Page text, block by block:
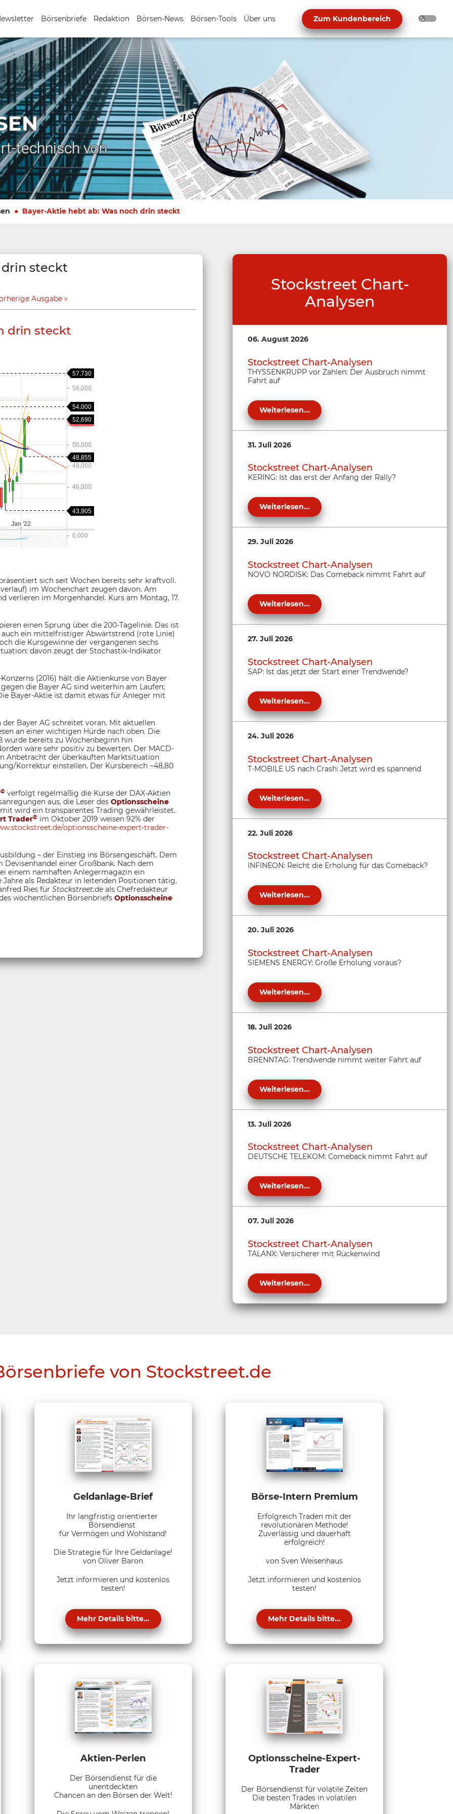
Börsenbriefe Redaktion Börsen-News Börsen-Tools Über uns Zum Kundenbereich
technisch von
Bayer-Aktie hebt ab: Was noch drin steckt
drin steckt
Ausgabe
drin steckt
sich seit Wochen bereits sehr kraftvoll.
im Wochenchart zeugen davon. Am
verlieren im Morgenhandel. Kurs am Montag, 17.
einen Sprung über die 200-Tagelinie. Das ist
ein mittelfristiger Abwärtstrend (rote Linie)
die Kursgewinne der vergangenen sechs
davon zeugt der Stochastik-Indikator
(2016) hält die Aktienkurse von Bayer
die Bayer AG sind weiterhin am Laufen;
Bayer-Aktie ist damit etwas für Anleger mit
Bayer AG schreitet voran. Mit aktuellen
an einer wichtigen Hürde nach oben. Die
wurde bereits zu Wochenbeginn hin
wäre sehr positiv zu bewerten. Der MACD-
Anbetracht der überkauften Marktsituation
Korrektur einstellen. Der Kursbereich ~48,80
© verfolgt regelmäßig die Kurse der DAX-Aktien
aus, die Leser des Optionsscheine
wird ein transparentes Trading gewährleistet.
Trader© im Oktober 2019 weisen 92% der
optionsscheine-expert-trader-
– der Einstieg ins Börsengeschäft. Dem
einer Großbank. Nach dem
einem namhaften Anlegermagazin ein
als Redakteur in leitenden Positionen tätig.
Ries für Stockstreet.de als Chefredakteur
wöchentlichen Börsenbriefs Optionsscheine
Stockstreet Chart-
Analysen
06. August 2026
Stockstreet Chart-Analysen
THYSSENKRUPP vor Zahlen: Der Ausbruch nimmt
Fahrt auf
Weiterlesen...
31. Juli 2026
Stockstreet Chart-Analysen
KERING: Ist das erst der Anfang der Rally?
Weiterlesen...
29. Juli 2026
Stockstreet Chart-Analysen
NOVO NORDISK: Das Comeback nimmt Fahrt auf
Weiterlesen...
27. Juli 2026
Stockstreet Chart-Analysen
SAP: Ist das jetzt der Start einer Trendwende?
Weiterlesen...
24. Juli 2026
Stockstreet Chart-Analysen
T-MOBILE US nach Crash: Jetzt wird es spannend
Weiterlesen...
22. Juli 2026
Stockstreet Chart-Analysen
INFINEON: Reicht die Erholung für das Comeback?
Weiterlesen...
20. Juli 2026
Stockstreet Chart-Analysen
SIEMENS ENERGY: Große Erholung voraus?
Weiterlesen...
18. Juli 2026
Stockstreet Chart-Analysen
BRENNTAG: Trendwende nimmt weiter Fahrt auf
Weiterlesen...
13. Juli 2026
Stockstreet Chart-Analysen
DEUTSCHE TELEKOM: Comeback nimmt Fahrt auf
Weiterlesen...
07. Juli 2026
Stockstreet Chart-Analysen
TALANX: Versicherer mit Rückenwind
Weiterlesen...
von Stockstreet.de
Geldanlage-Brief
Ihr langfristig orientierter
Börsendienst
für Vermögen und Wohlstand!
Die Strategie für Ihre Geldanlage!
von Oliver Baron
Jetzt informieren und kostenlos
testen!
Mehr Details bitte...
Börse-Intern Premium
Erfolgreich Traden mit der
revolutionären Methode!
Zuverlässig und dauerhaft
erfolgreich!
von Sven Weisenhaus
Jetzt informieren und kostenlos
testen!
Mehr Details bitte...
Aktien-Perlen
Der Börsendienst für die
unentdeckten
Chancen an den Börsen der Welt!
Optionsscheine-Expert-
Trader
Der Börsendienst für volatile Zeiten
Die besten Trades in volatilen
Märkten